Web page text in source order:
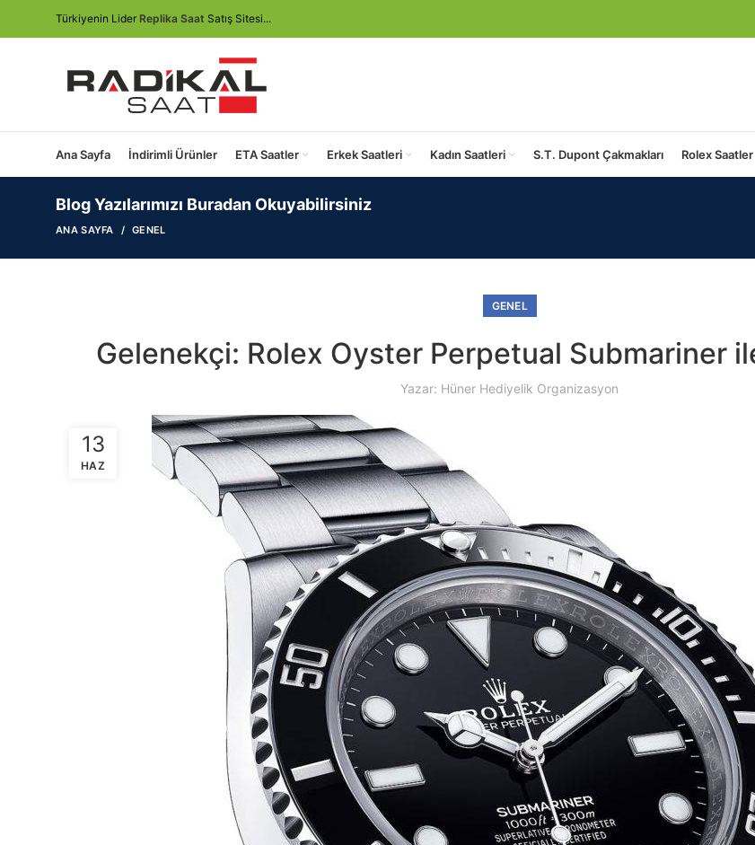
Türkiyenin Lider Replika Saat Satış Sitesi...
Ana Sayfa İndirimli Ürünler ETA Saatler Erkek Saatleri Kadın Saatleri S.T. Dupont Çakmakları Rolex Saatler
Blog Yazılarımızı Buradan Okuyabilirsiniz
ANA SAYFA GENEL
GENEL
Gelenekçi: Rolex Oyster Perpetual Submariner
Yazar: Hüner Hediyelik Organizasyon
13
HAZ